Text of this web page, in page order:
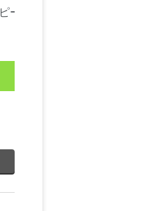
ード採用（